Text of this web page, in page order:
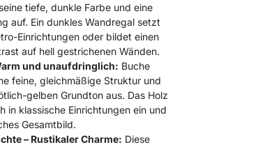
tiefe, dunkle Farbe und eine
auf. Ein dunkles Wandregal setzt
Einrichtungen oder bildet einen
auf hell gestrichenen Wänden.
und unaufdringlich: Buche
feine, gleichmäßige Struktur und
gelben Grundton aus. Das Holz
in klassische Einrichtungen ein und
Gesamtbild.
– Rustikaler Charme: Diese